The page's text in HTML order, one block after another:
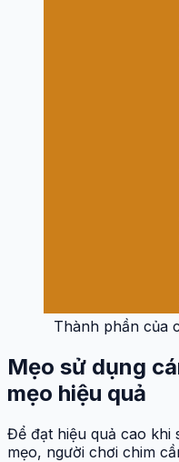
Thành phần của
Mẹo sử dụng
mẹo hiệu quả
Để đạt hiệu quả cao khi
mẹo, người chơi chim